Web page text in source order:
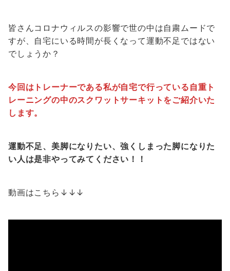
皆さんコロナウィルスの影響で世の中は自粛ムードで
すが、自宅にいる時間が長くなって運動不足ではない
でしょうか？
今回はトレーナーである私が自宅で行っている自重ト
レーニングの中のスクワットサーキットをご紹介いた
します。
運動不足、美脚になりたい、強くしまった脚になりた
い人は是非やってみてください！！
動画はこちら↓↓↓